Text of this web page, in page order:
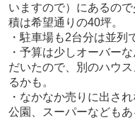
いますので） にあるの
積は希望通りの40坪。
・駐車場も2台分は並列
・ 予算は少しオーバー
だいたので、別のハウ
るかも。
・ なかなか売りに出さ
公園、スーパーなどもあ